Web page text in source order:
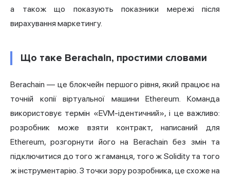
а також що показують показники мережі після
вирахування маркетингу.
Що таке Berachain, простими словами
Berachain — це блокчейн першого рівня, який працює на
точній копії віртуальної машини Ethereum. Команда
використовує термін «EVM-ідентичний», і це важливо:
розробник може взяти контракт, написаний для
Ethereum, розгорнути його на Berachain без змін та
підключитися до того ж гаманця, того ж Solidity та того
ж інструментарію. З точки зору розробника, це схоже на